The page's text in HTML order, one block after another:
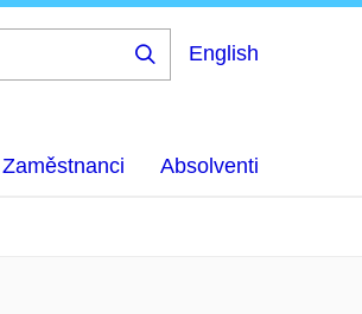
English
Zaměstnanci Absolventi